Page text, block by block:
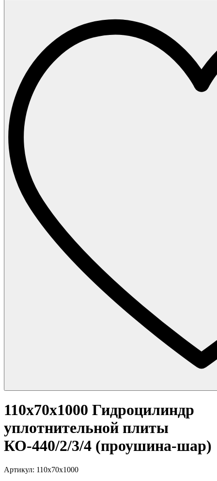
110x70x1000 Гидроцилиндр
уплотнительной плиты
КО-440/2/3/4 (проушина-шар)
Артикул: 110x70x1000